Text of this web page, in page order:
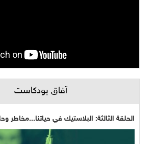
آفاق بودكاست
الحلقة الثالثة: البلاستيك في حياتنا...مخاطر